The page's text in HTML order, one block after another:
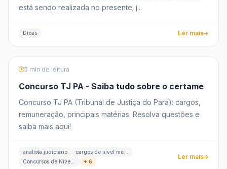
está sendo realizada no presente; j...
Dicas Ler mais
5 min de leitura
Concurso TJ PA - Saiba tudo sobre o certame
Concurso TJ PA (Tribunal de Justiça do Pará): cargos,
remuneração, principais matérias. Resolva questões e
saiba mais aqui!
analista judiciário
+ 6
Ler mais